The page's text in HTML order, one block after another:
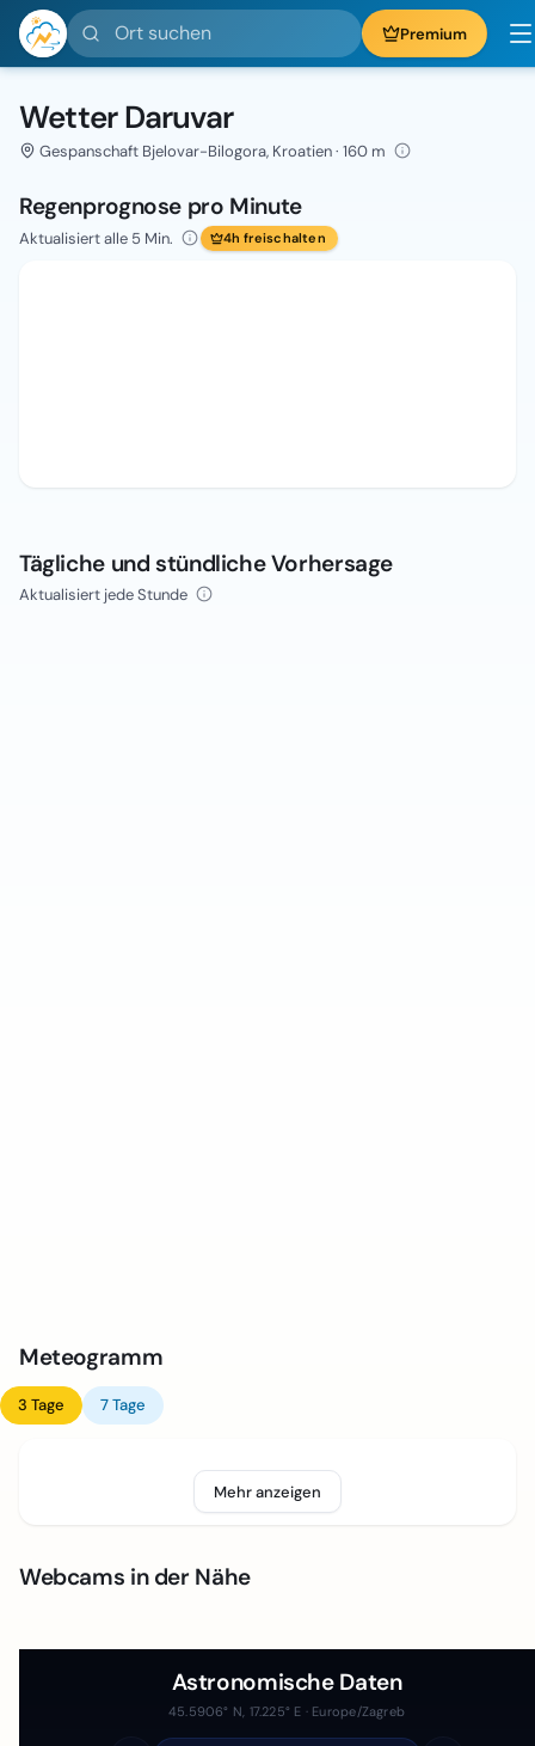
Ort suchen Premium
Wetter Daruvar
Gespanschaft Bjelovar-Bilogora, Kroatien · 160 m
Regenprognose pro Minute
Aktualisiert alle 5 Min. 4h freischalten
Tägliche und stündliche Vorhersage
Aktualisiert jede Stunde
Meteogramm
3 Tage 7 Tage
Mehr anzeigen
Webcams in der Nähe
Astronomische Daten
45.5906° N, 17.225° E · Europe/Zagreb